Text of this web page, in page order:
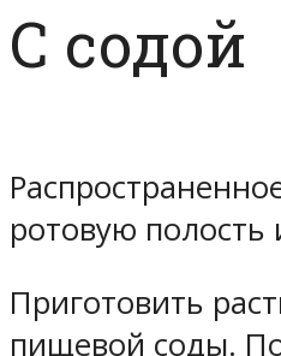
С содой
ротовую
Приготовить
пищевой соды.